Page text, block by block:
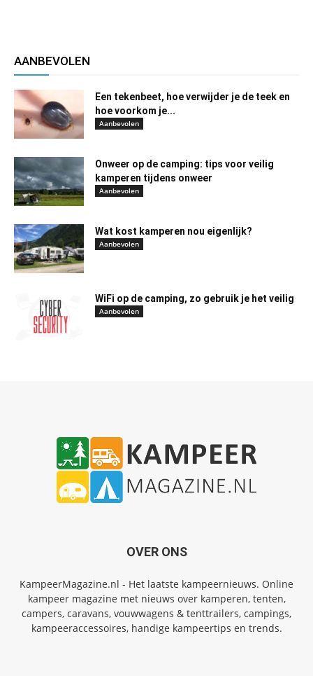
AANBEVOLEN
Een tekenbeet, hoe verwijder je de teek en
hoe voorkom je...
Aanbevolen
Onweer op de camping: tips voor veilig
kamperen tijdens onweer
Aanbevolen
Wat kost kamperen nou eigenlijk?
Aanbevolen
WiFi op de camping, zo gebruik je het veilig
Aanbevolen
OVER ONS
KampeerMagazine.nl - Het laatste kampeernieuws. Online
kampeer magazine met nieuws over kamperen, tenten,
campers, caravans, vouwwagens & tenttrailers, campings,
kampeeraccessoires, handige kampeertips en trends.